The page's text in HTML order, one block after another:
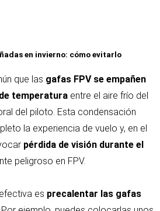
en invierno: cómo evitarlo
que las gafas FPV se empañen
temperatura entre el aire frío del
del piloto. Esta condensación
la experiencia de vuelo y, en el
pérdida de visión durante el
peligroso en FPV.
es precalentar las gafas